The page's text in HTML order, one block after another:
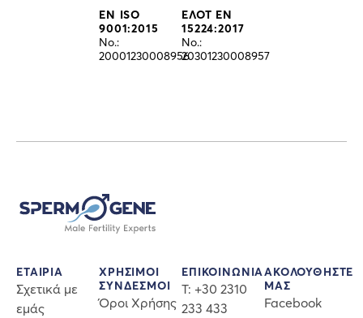
EN ISO
9001:2015
No.:
20001230008956
ΕΛΟΤ EN
15224:2017
No.:
20301230008957
ΕΤΑΙΡΙΑ
Σχετικά με
εμάς
ΧΡΗΣΙΜΟΙ
ΣΥΝΔΕΣΜΟΙ
Όροι Χρήσης
EΠΙΚΟΙΝΩΝΙΑ
Τ: +30 2310
233 433
AKOΛΟΥΘΗΣΤΕ
ΜΑΣ
Facebook